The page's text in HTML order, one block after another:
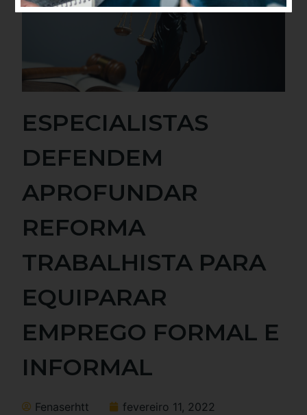
ESPECIALISTAS
DEFENDEM
APROFUNDAR
REFORMA
TRABALHISTA PARA
EQUIPARAR
EMPREGO FORMAL E
INFORMAL
Fenaserhtt
fevereiro 11, 2022